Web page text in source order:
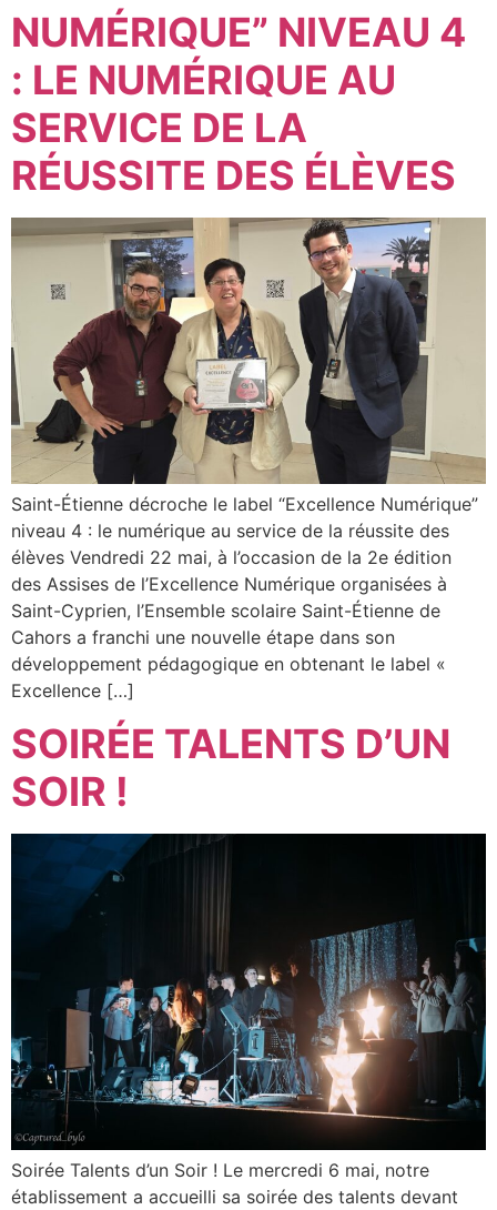
NUMÉRIQUE” NIVEAU 4
: LE NUMÉRIQUE AU
SERVICE DE LA
RÉUSSITE DES ÉLÈVES
Saint-Étienne décroche le label “Excellence Numérique”
niveau 4 : le numérique au service de la réussite des
élèves Vendredi 22 mai, à l’occasion de la 2e édition
des Assises de l’Excellence Numérique organisées à
Saint-Cyprien, l’Ensemble scolaire Saint-Étienne de
Cahors a franchi une nouvelle étape dans son
développement pédagogique en obtenant le label «
Excellence […]
SOIRÉE TALENTS D’UN
SOIR !
Soirée Talents d’un Soir ! Le mercredi 6 mai, notre
établissement a accueilli sa soirée des talents devant